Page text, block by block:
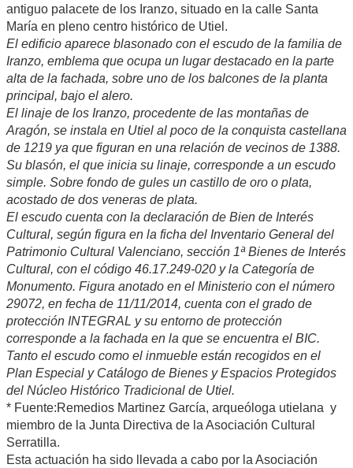
antiguo palacete de los Iranzo, situado en la calle Santa
María en pleno centro histórico de Utiel.
El edificio aparece blasonado con el escudo de la familia de
Iranzo, emblema que ocupa un lugar destacado en la parte
alta de la fachada, sobre uno de los balcones de la planta
principal, bajo el alero.
El linaje de los Iranzo, procedente de las montañas de
Aragón, se instala en Utiel al poco de la conquista castellana
de 1219 ya que figuran en una relación de vecinos de 1388.
Su blasón, el que inicia su linaje, corresponde a un escudo
simple. Sobre fondo de gules un castillo de oro o plata,
acostado de dos veneras de plata.
El escudo cuenta con la declaración de Bien de Interés
Cultural, según figura en la ficha del Inventario General del
Patrimonio Cultural Valenciano, sección 1ª Bienes de Interés
Cultural, con el código 46.17.249-020 y la Categoría de
Monumento. Figura anotado en el Ministerio con el número
29072, en fecha de 11/11/2014, cuenta con el grado de
protección INTEGRAL y su entorno de protección
corresponde a la fachada en la que se encuentra el BIC.
Tanto el escudo como el inmueble están recogidos en el
Plan Especial y Catálogo de Bienes y Espacios Protegidos
del Núcleo Histórico Tradicional de Utiel.
* Fuente:Remedios Martinez García, arqueóloga utielana y
miembro de la Junta Directiva de la Asociación Cultural
Serratilla.
Esta actuación ha sido llevada a cabo por la Asociación